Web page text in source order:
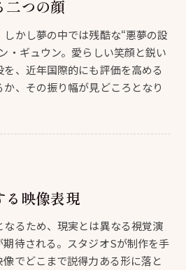
二つの顔
かし夢の中では残酷な“悪夢の設
・ギュウン。愛らしい笑顔と鋭い
、近年国際的にも評価を高める
、その振り幅が見どころとなり
る映像表現
るため、現実とは異なる視覚演
待される。スタジオSが制作を手
でどこまで説得力ある形に落と